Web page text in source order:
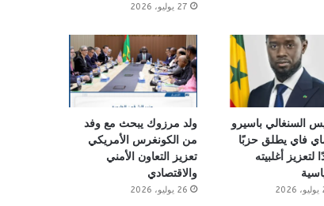
27 يوليو، 2026
السنغالي باسيرو
فاي يطلق حزبًا
لتعزيز أغلبيته
ولد مرزوك يبحث مع وفد
من الكونغرس الأمريكي
تعزيز التعاون الأمني
والاقتصادي
26 يوليو، 2026